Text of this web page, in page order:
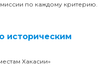
по каждому критерию.
историческим
Хакасии»